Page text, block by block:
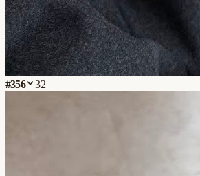
#356 32